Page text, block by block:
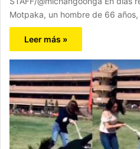
Motpaka, un hombre de 66
Leer más »